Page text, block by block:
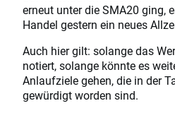
erneut unter die SMA20 ging,
Handel gestern ein neues
Auch hier gilt: solange das
notiert, solange könnte es
Anlaufziele gehen, die in der
gewürdigt worden sind.